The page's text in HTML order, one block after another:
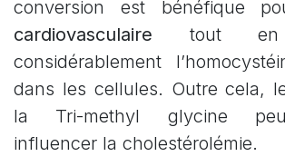
conversion est bénéfique
cardiovasculaire tout en
considérablement
dans les cellules. Outre cela,
la Tri-methyl glycine
influencer la cholestérolémie.